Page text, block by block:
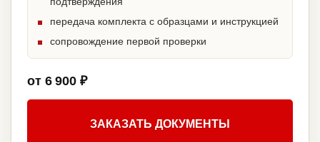
передача комплекта с образцами и инструкцией
сопровождение первой проверки
от 6 900 ₽
ЗАКАЗАТЬ ДОКУМЕНТЫ